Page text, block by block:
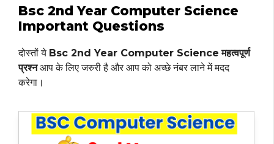
Bsc 2nd Year Computer Science
Important Questions
दोस्तों ये Bsc 2nd Year Computer Science महत्वपूर्ण
प्रश्नआप के लिए जरुरी है और आप को अच्छे नंबर लाने में मदद
करेगा।